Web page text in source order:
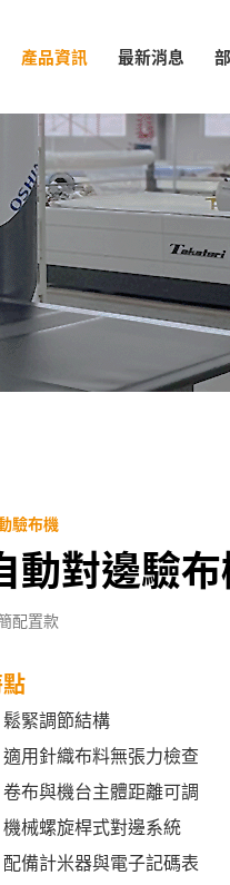
產品資訊 最新消息
驗布機
動對邊驗
配置款
鬆緊調節結構
適用針織布料無張力檢查
卷布與機台主體距離可調
機械螺旋桿式對邊系統
配備計米器與電子記碼表